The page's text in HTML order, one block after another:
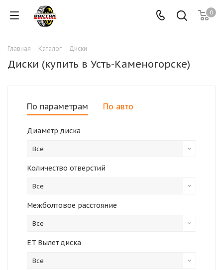
0
Главная - Каталог - Диски
Диски (купить в Усть-Каменогорске)
По параметрам По авто
Диаметр диска
Все
Количество отверстий
Все
Межболтовое расстояние
Все
ET Вылет диска
Все